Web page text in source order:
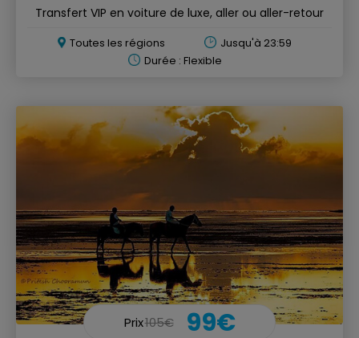
Transfert VIP en voiture de luxe, aller ou aller-retour
Toutes les régions
Jusqu'à 23:59
Durée : Flexible
Prix105€ 99€